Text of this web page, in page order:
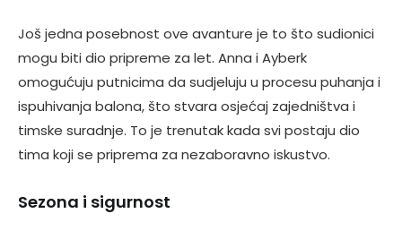
Još jedna posebnost ove avanture je to što sudionici
mogu biti dio pripreme za let. Anna i Ayberk
omogućuju putnicima da sudjeluju u procesu puhanja i
ispuhivanja balona, što stvara osjećaj zajedništva i
timske suradnje. To je trenutak kada svi postaju dio
tima koji se priprema za nezaboravno iskustvo.
Sezona i sigurnost